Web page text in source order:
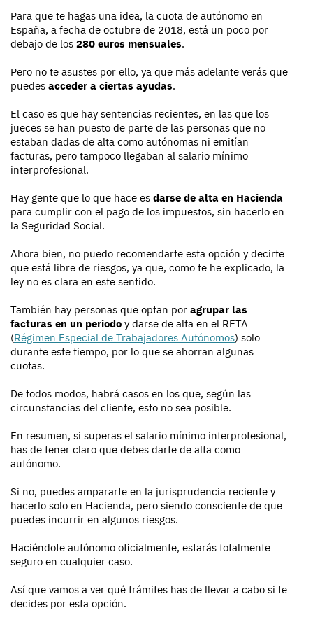
Para que te hagas una idea, la cuota de autónomo en
España, a fecha de octubre de 2018, está un poco por
debajo de los 280 euros mensuales.
Pero no te asustes por ello, ya que más adelante verás que
puedes acceder a ciertas ayudas.
El caso es que hay sentencias recientes, en las que los
jueces se han puesto de parte de las personas que no
estaban dadas de alta como autónomas ni emitían
facturas, pero tampoco llegaban al salario mínimo
interprofesional.
Hay gente que lo que hace es darse de alta en Hacienda
para cumplir con el pago de los impuestos, sin hacerlo en
la Seguridad Social.
Ahora bien, no puedo recomendarte esta opción y decirte
que está libre de riesgos, ya que, como te he explicado, la
ley no es clara en este sentido.
También hay personas que optan por agrupar las
facturas en un periodo y darse de alta en el RETA
(Régimen Especial de Trabajadores Autónomos) solo
durante este tiempo, por lo que se ahorran algunas
cuotas.
De todos modos, habrá casos en los que, según las
circunstancias del cliente, esto no sea posible.
En resumen, si superas el salario mínimo interprofesional,
has de tener claro que debes darte de alta como
autónomo.
Si no, puedes ampararte en la jurisprudencia reciente y
hacerlo solo en Hacienda, pero siendo consciente de que
puedes incurrir en algunos riesgos.
Haciéndote autónomo oficialmente, estarás totalmente
seguro en cualquier caso.
Así que vamos a ver qué trámites has de llevar a cabo si te
decides por esta opción.